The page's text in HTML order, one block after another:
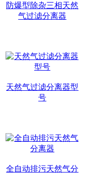
防爆型除杂三相天然
气过滤分离器
天然气过滤分离器型
号
全自动排污天然气分